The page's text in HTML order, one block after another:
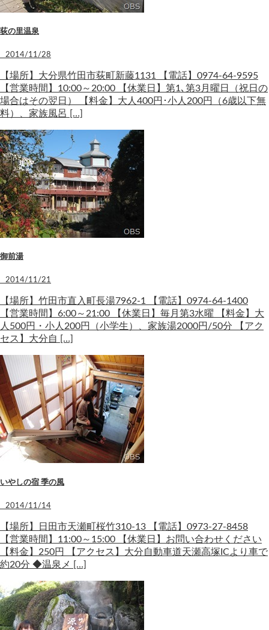
荻の里温泉
2014/11/28
【場所】大分県竹田市荻町新藤1131 【電話】0974-64-9595
【営業時間】10:00～20:00 【休業日】第1､第3月曜日（祝日の
場合はその翌日） 【料金】大人400円･小人200円（6歳以下無
料）、家族風呂 […]
御前湯
2014/11/21
【場所】竹田市直入町長湯7962-1 【電話】0974-64-1400
【営業時間】6:00～21:00 【休業日】毎月第3水曜 【料金】大
人500円・小人200円（小学生）、家族湯2000円/50分 【アク
セス】大分自 […]
いやしの宿 季の風
2014/11/14
【場所】日田市天瀬町桜竹310-13 【電話】0973-27-8458
【営業時間】11:00～15:00 【休業日】お問い合わせください
【料金】250円 【アクセス】大分自動車道天瀬高塚ICより車で
約20分 ◆温泉メ […]